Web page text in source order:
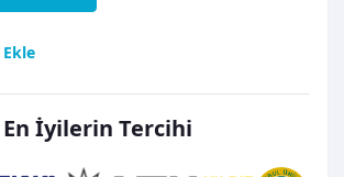
En İyilerin Tercihi